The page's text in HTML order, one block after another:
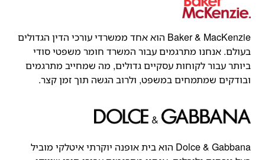
Baker & MacKenzie הוא אחד ממשרדי עורכי הדין הגדולים
בעולם. אנחנו מתרגמים עבור המשרד חומר משפטי סודי
ביותר עבור לקוחות עסקיים גדולים, מה שמחייב מתרגמים
ובודקים שמתמחים במשפט, ולרוב הגשה תוך זמן קצר.
Dolce & Gabbana הוא בית אופנה יוקרתי איטלקי מוביל